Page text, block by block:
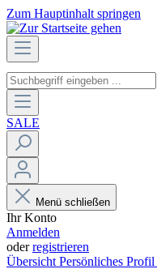
Zum Hauptinhalt springen
SALE
Menü schließen
Ihr Konto
Anmelden
oderregistrieren
Übersicht Persönliches Profil